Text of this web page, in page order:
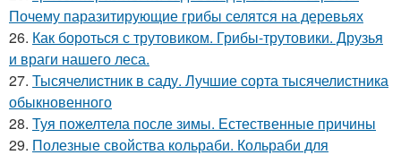
Почему паразитирующие грибы селятся на деревьях
26. Как бороться с трутовиком. Грибы-трутовики. Друзья
и враги нашего леса.
27. Тысячелистник в саду. Лучшие сорта тысячелистника
обыкновенного
28. Туя пожелтела после зимы. Естественные причины
29. Полезные свойства кольраби. Кольраби для